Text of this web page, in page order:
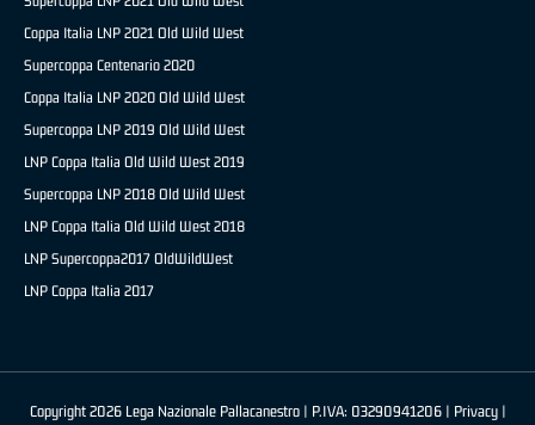
Coppa Italia LNP 2021 Old Wild West
Supercoppa Centenario 2020
Coppa Italia LNP 2020 Old Wild West
Supercoppa LNP 2019 Old Wild West
LNP Coppa Italia Old Wild West 2019
Supercoppa LNP 2018 Old Wild West
LNP Coppa Italia Old Wild West 2018
LNP Supercoppa2017 OldWildWest
LNP Coppa Italia 2017
Copyright 2026 Lega Nazionale Pallacanestro | P.IVA: 03290941206 | Privacy|